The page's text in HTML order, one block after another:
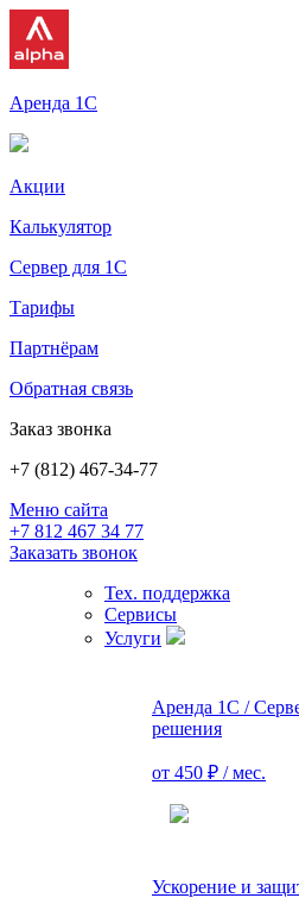
Аренда 1С
Акции
Калькулятор
Сервер для 1С
Тарифы
Партнёрам
Обратная связь
Заказ звонка
+7 (812) 467-34-77
Меню сайта
+7 812 467 34 77
Заказать звонок
Тех. поддержка
Сервисы
Услуги
Аренда 1С /
решения
от 450 ₽ / мес.
Ускорение и